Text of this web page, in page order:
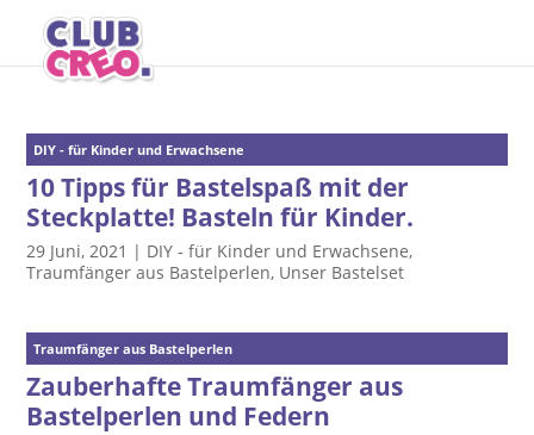
DIY - für Kinder und Erwachsene
10 Tipps für Bastelspaß mit der
Steckplatte! Basteln für Kinder.
29 Juni, 2021 | DIY - für Kinder und Erwachsene,
Traumfänger aus Bastelperlen, Unser Bastelset
Traumfänger aus Bastelperlen
Zauberhafte Traumfänger aus
Bastelperlen und Federn